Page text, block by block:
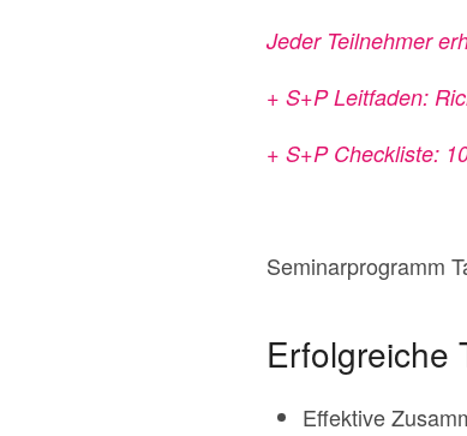
Jeder Teilnehmer
+ S+P Leitfaden:
+ S+P Checkliste:
Seminarprogramm
Erfolgreiche
Effektive